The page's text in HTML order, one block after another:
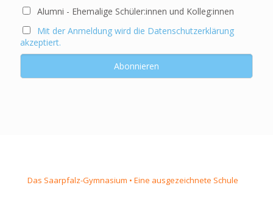
Alumni - Ehemalige Schüler:innen und Kolleg:innen
Mit der Anmeldung wird die Datenschutzerklärung
akzeptiert.
Das Saarpfalz-Gymnasium • Eine ausgezeichnete Schule